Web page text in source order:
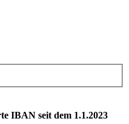
IBAN seit dem 1.1.2023